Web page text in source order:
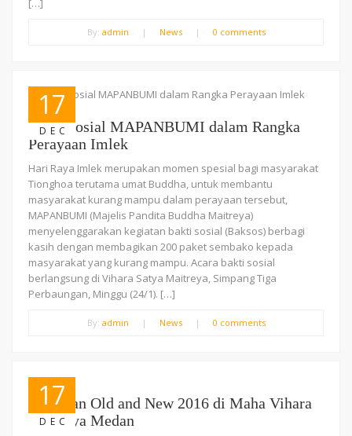
[…]
By: admin | News | 0 comments
17
DEC
Bakti Sosial MAPANBUMI dalam Rangka
Perayaan Imlek
Hari Raya Imlek merupakan momen spesial bagi masyarakat
Tionghoa terutama umat Buddha, untuk membantu
masyarakat kurang mampu dalam perayaan tersebut,
MAPANBUMI (Majelis Pandita Buddha Maitreya)
menyelenggarakan kegiatan bakti sosial (Baksos) berbagi
kasih dengan membagikan 200 paket sembako kepada
masyarakat yang kurang mampu. Acara bakti sosial
berlangsung di Vihara Satya Maitreya, Simpang Tiga
Perbaungan, Minggu (24/1). […]
By: admin | News | 0 comments
17
DEC
Perayaan Old and New 2016 di Maha Vihara
Maitreya Medan